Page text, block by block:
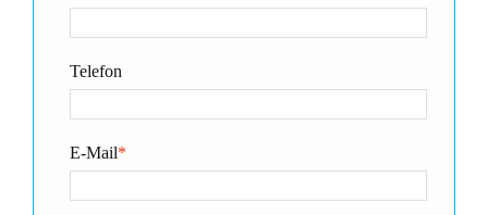
Telefon
*
E-Mail